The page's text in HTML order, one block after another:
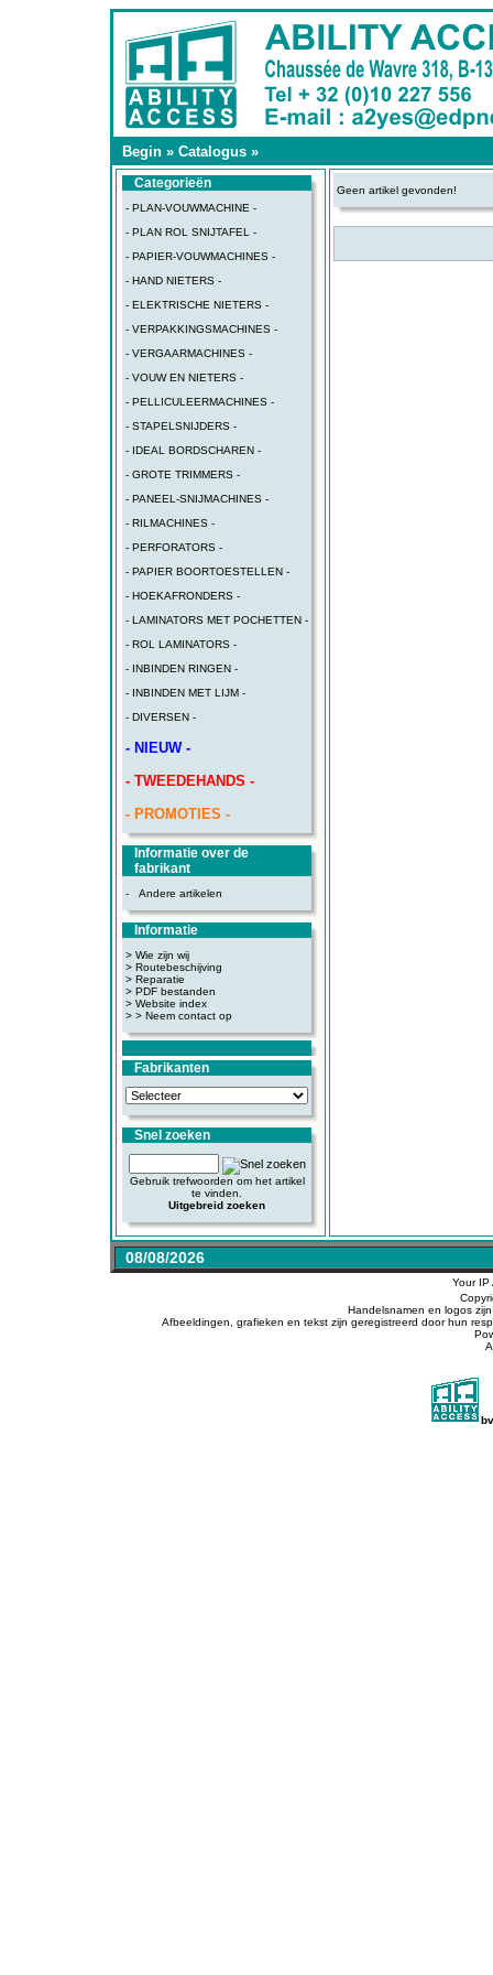
Begin » Catalogus »
Categorieën
- PLAN-VOUWMACHINE -
- PLAN ROL SNIJTAFEL -
- PAPIER-VOUWMACHINES -
- HAND NIETERS -
- ELEKTRISCHE NIETERS -
- VERPAKKINGSMACHINES -
- VERGAARMACHINES -
- VOUW EN NIETERS -
- PELLICULEERMACHINES -
- STAPELSNIJDERS -
- IDEAL BORDSCHAREN -
- GROTE TRIMMERS -
- PANEEL-SNIJMACHINES -
- RILMACHINES -
- PERFORATORS -
- PAPIER BOORTOESTELLEN -
- HOEKAFRONDERS -
- LAMINATORS MET POCHETTEN -
- ROL LAMINATORS -
- INBINDEN RINGEN -
- INBINDEN MET LIJM -
- DIVERSEN -
- NIEUW -
- TWEEDEHANDS -
- PROMOTIES -
Informatie over de
fabrikant
- Andere artikelen
Informatie
> Wie zijn wij
> Routebeschijving
> Reparatie
> PDF bestanden
> Website index
> > Neem contact op
Fabrikanten
Snel zoeken
Gebruik trefwoorden om het artikel
te vinden.
Uitgebreid zoeken
Geen artikel gevonden!
08/08/2026
Your IP
Handelsnamen en logos
Afbeeldingen, grafieken en tekst zijn geregistreerd door hun